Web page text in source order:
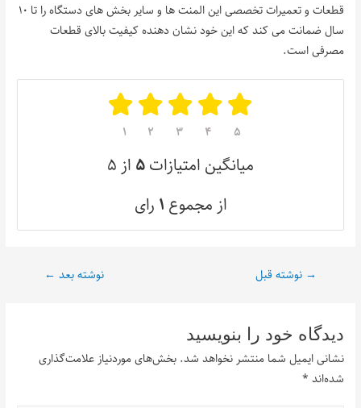
قطعات و تعمیرات تخصصی این المنت ها و سایر بخش های دستگاه را تا ۱۰
سال ضمانت می کند که این خود نشان دهنده کیفیت بالای قطعات
مصرفی است.
۱ ۲ ۳ ۴ ۵
میانگین امتیازات۵ از ۵
از مجموع ۱ رای
→ نوشته قبل نوشته بعد ←
دیدگاه‌ خود را بنویسید
نشانی ایمیل شما منتشر نخواهد شد. بخش‌های موردنیاز علامت‌گذاری
شده‌اند *